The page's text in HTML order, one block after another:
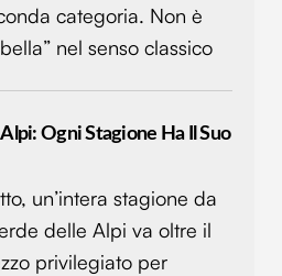
categoria. Non è
nel senso classico
Ogni Stagione Ha Il Suo
un’intera stagione da
delle Alpi va oltre il
privilegiato per